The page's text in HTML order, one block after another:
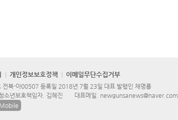
개인정보보호정책 이메일무단수집거부
전북-아00507 등록일 2018년 7월 23일 대표 발행인 채명룡
소년보호책임자. 김혜진 대표메일. newgunsanews@naver.com
Mobile